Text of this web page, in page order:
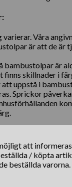
Våra
är att de är
bambustolpar är
finns skillnader i
uppstå i
Sprickor
att
/ köpta
beställda